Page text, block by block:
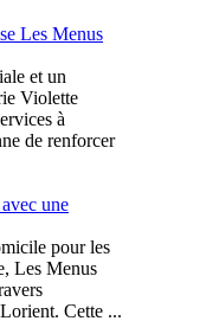
Les Menus
et un
Violette
à
de renforcer
une
pour les
Les Menus
Cette ...